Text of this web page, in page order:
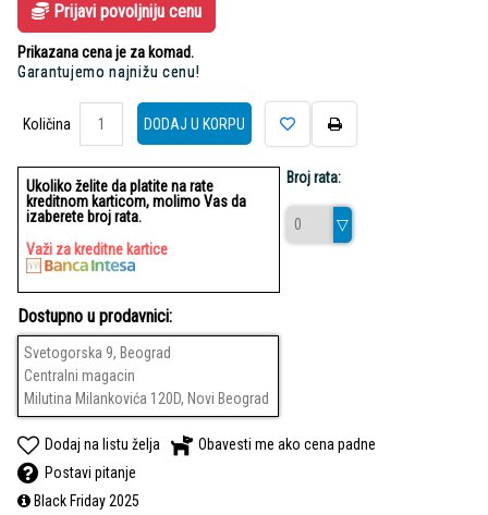
Prijavi povoljniju cenu
Prikazana cena je za komad.
Garantujemo najnižu cenu!
Količina
Količina
DODAJ U KORPU
Ukoliko želite da platite na rate
kreditnom karticom, molimo Vas da
izaberete broj rata.
Važi za kreditne kartice
Broj rata:
Dostupno u prodavnici:
Svetogorska 9, Beograd
Centralni magacin
Milutina Milankovića 120D, Novi Beograd
Dodaj na listu želja
Obavesti me ako cena padne
Postavi pitanje
Black Friday 2025